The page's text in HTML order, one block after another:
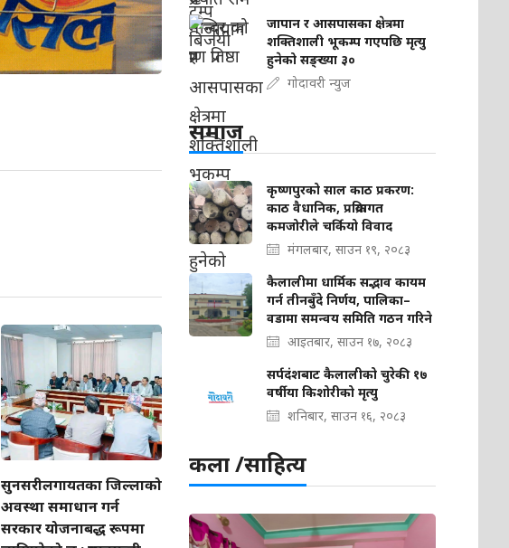
सुनसरीलगायतका जिल्लाको
अवस्था समाधान गर्न
सरकार योजनाबद्ध रूपमा
जापान र आसपासका क्षेत्रमा
शक्तिशाली भूकम्प गएपछि मृत्यु
हुनेको सङ्ख्या ३०
गोदावरी न्युज
समाज
कृष्णपुरको साल काठ प्रकरण:
काठ वैधानिक, प्रक्रियागत
कमजोरीले चर्कियो विवाद
मंगलबार, साउन १९, २०८३
कैलालीमा धार्मिक सद्भाव कायम
गर्न तीनबुँदे निर्णय, पालिका–
वडामा समन्वय समिति गठन गरिने
आइतबार, साउन १७, २०८३
सर्पदंशबाट कैलालीको चुरेकी १७
वर्षीया किशोरीको मृत्यु
शनिबार, साउन १६, २०८३
कला /साहित्य